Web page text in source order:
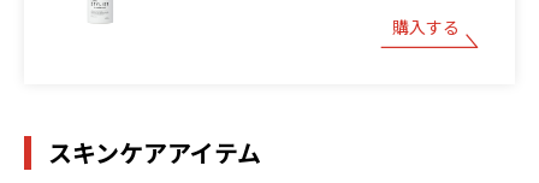
購入する
スキンケアアイテム